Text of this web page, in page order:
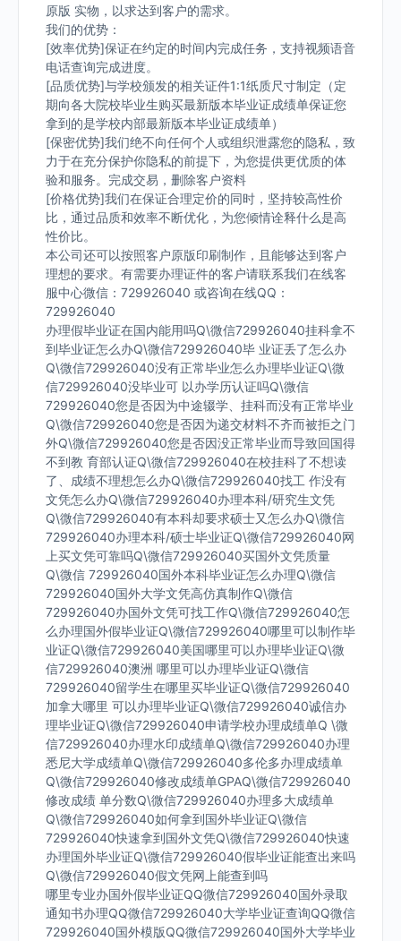
原版 实物，以求达到客户的需求。
我们的优势：
[效率优势]保证在约定的时间内完成任务，支持视频语音
电话查询完成进度。
[品质优势]与学校颁发的相关证件1:1纸质尺寸制定（定
期向各大院校毕业生购买最新版本毕业证成绩单保证您
拿到的是学校内部最新版本毕业证成绩单）
[保密优势]我们绝不向任何个人或组织泄露您的隐私，致
力于在充分保护你隐私的前提下，为您提供更优质的体
验和服务。完成交易，删除客户资料
[价格优势]我们在保证合理定价的同时，坚持较高性价
比，通过品质和效率不断优化，为您倾情诠释什么是高
性价比。
本公司还可以按照客户原版印刷制作，且能够达到客户
理想的要求。有需要办理证件的客户请联系我们在线客
服中心微信：729926040 或咨询在线QQ：
729926040
办理假毕业证在国内能用吗Q\微信729926040挂科拿不
到毕业证怎么办Q\微信729926040毕 业证丢了怎么办
Q\微信729926040没有正常毕业怎么办理毕业证Q\微
信729926040没毕业可 以办学历认证吗Q\微信
729926040您是否因为中途辍学、挂科而没有正常毕业
Q\微信729926040您是否因为递交材料不齐而被拒之门
外Q\微信729926040您是否因没正常毕业而导致回国得
不到教 育部认证Q\微信729926040在校挂科了不想读
了、成绩不理想怎么办Q\微信729926040找工 作没有
文凭怎么办Q\微信729926040办理本科/研究生文凭
Q\微信729926040有本科却要求硕士又怎么办Q\微信
729926040办理本科/硕士毕业证Q\微信729926040网
上买文凭可靠吗Q\微信729926040买国外文凭质量
Q\微信 729926040国外本科毕业证怎么办理Q\微信
729926040国外大学文凭高仿真制作Q\微信
729926040办国外文凭可找工作Q\微信729926040怎
么办理国外假毕业证Q\微信729926040哪里可以制作毕
业证Q\微信729926040美国哪里可以办理毕业证Q\微
信729926040澳洲 哪里可以办理毕业证Q\微信
729926040留学生在哪里买毕业证Q\微信729926040
加拿大哪里 可以办理毕业证Q\微信729926040诚信办
理毕业证Q\微信729926040申请学校办理成绩单Q \微
信729926040办理水印成绩单Q\微信729926040办理
悉尼大学成绩单Q\微信729926040多伦多办理成绩单
Q\微信729926040修改成绩单GPAQ\微信729926040
修改成绩 单分数Q\微信729926040办理多大成绩单
Q\微信729926040如何拿到国外毕业证Q\微信
729926040快速拿到国外文凭Q\微信729926040快速
办理国外毕业证Q\微信729926040假毕业证能查出来吗
Q\微信729926040假文凭网上能查到吗
哪里专业办国外假毕业证QQ微信729926040国外录取
通知书办理QQ微信729926040大学毕业证查询QQ微信
729926040国外模版QQ微信729926040国外大学毕业